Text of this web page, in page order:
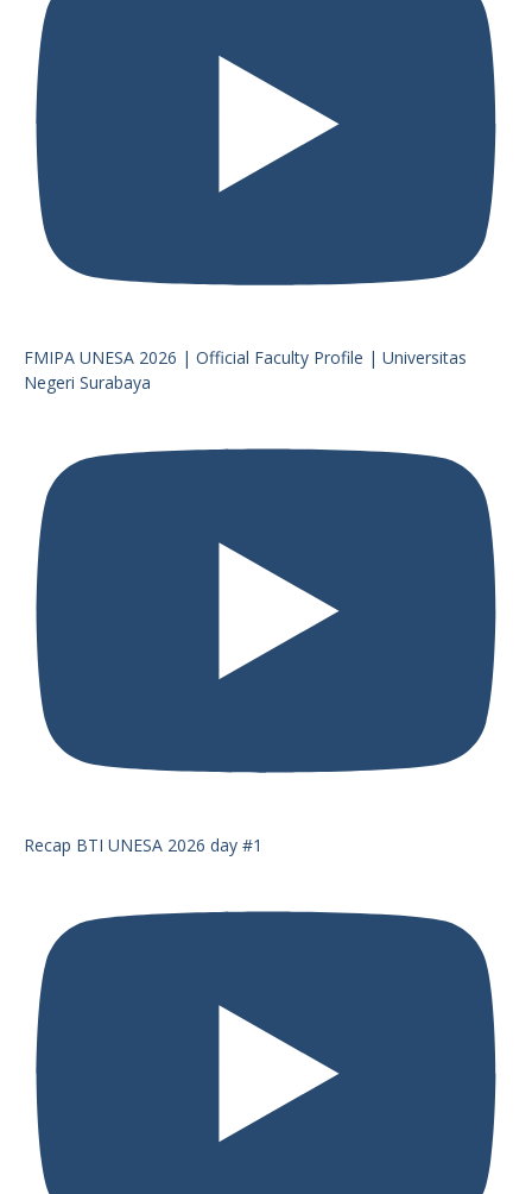
FMIPA UNESA 2026 | Official Faculty Profile | Universitas
Negeri Surabaya
Recap BTI UNESA 2026 day #1